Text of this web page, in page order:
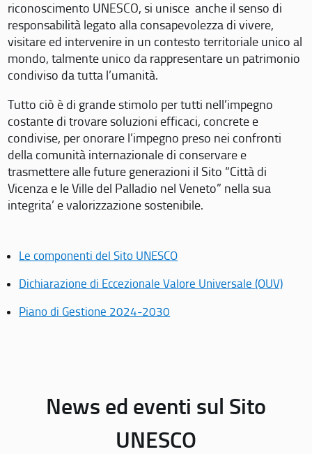
riconoscimento UNESCO, si unisce anche il senso di
responsabilità legato alla consapevolezza di vivere,
visitare ed intervenire in un contesto territoriale unico al
mondo, talmente unico da rappresentare un patrimonio
condiviso da tutta l’umanità.
Tutto ciò è di grande stimolo per tutti nell’impegno
costante di trovare soluzioni efficaci, concrete e
condivise, per onorare l’impegno preso nei confronti
della comunità internazionale di conservare e
trasmettere alle future generazioni il Sito “Città di
Vicenza e le Ville del Palladio nel Veneto” nella sua
integrita’ e valorizzazione sostenibile.
Le componenti del Sito UNESCO
Dichiarazione di Eccezionale Valore Universale (OUV)
Piano di Gestione 2024-2030
News ed eventi sul Sito
UNESCO